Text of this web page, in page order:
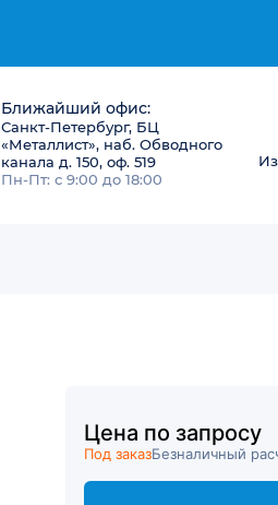
Ближайший офис:
Санкт-Петербург, БЦ
«Металлист», наб. Обводного
канала д. 150, оф. 519
Пн-Пт: с 9:00 до 18:00
Цена по запросу
Под заказБезналичный